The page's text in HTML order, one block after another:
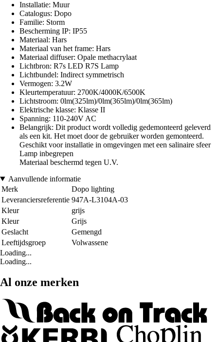
Installatie: Muur
Catalogus: Dopo
Familie: Storm
Bescherming IP: IP55
Materiaal: Hars
Materiaal van het frame: Hars
Materiaal diffuser: Opale methacrylaat
Lichtbron: R7s LED R7S Lamp
Lichtbundel: Indirect symmetrisch
Vermogen: 3.2W
Kleurtemperatuur: 2700K/4000K/6500K
Lichtstroom: 0lm(325lm)/0lm(365lm)/0lm(365lm)
Elektrische klasse: Klasse II
Spanning: 110-240V AC
Belangrijk: Dit product wordt volledig gedemonteerd geleverd
als een kit. Het moet door de gebruiker worden gemonteerd.
Geschikt voor installatie in omgevingen met een salinaire sfeer
Lamp inbegrepen
Materiaal beschermd tegen U.V.
Aanvullende informatie
Merk
Dopo lighting
Leveranciersreferentie 947A-L3104A-03
Kleur
grijs
Kleur
Grijs
Geslacht
Gemengd
Leeftijdsgroep
Volwassene
Loading...
Loading...
Al onze merken